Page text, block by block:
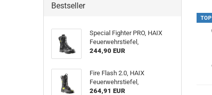
TOP
Bestseller
Special Fighter PRO, HAIX
Feuerwehrstiefel,
244,90 EUR
Fire Flash 2.0, HAIX
Feuerwehrstiefel,
264,91 EUR